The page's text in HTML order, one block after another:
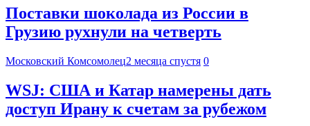
Поставки шоколада из России в
Грузию рухнули на четверть
Московский Комсомолец2 месяца спустя 0
WSJ: США и Катар намерены дать
доступ Ирану к счетам за рубежом